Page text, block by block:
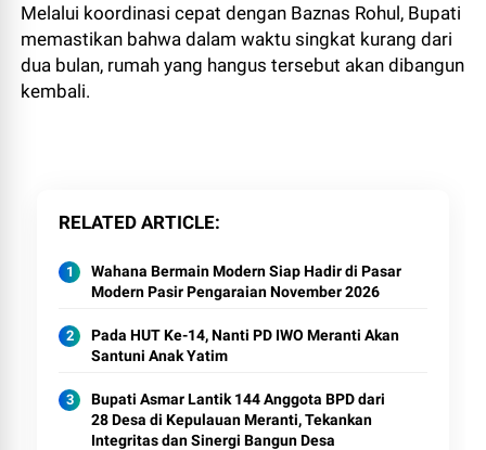
​Melalui koordinasi cepat dengan Baznas Rohul, Bupati
memastikan bahwa dalam waktu singkat kurang dari
dua bulan, rumah yang hangus tersebut akan dibangun
kembali.
RELATED ARTICLE
Wahana Bermain Modern Siap Hadir di Pasar
Modern Pasir Pengaraian November 2026
Pada HUT Ke-14, Nanti PD IWO Meranti Akan
Santuni Anak Yatim
Bupati Asmar Lantik 144 Anggota BPD dari
28 Desa di Kepulauan Meranti, Tekankan
Integritas dan Sinergi Bangun Desa